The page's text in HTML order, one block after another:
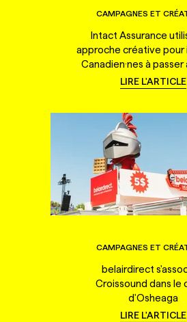
CAMPAGNES ET
Intact Assurance
approche créative pour
Canadien·nes à passer
LIRE L'ARTICLE
CAMPAGNES ET
belairdirect
Croissound dans le
d'Osheaga
LIRE L'ARTICLE